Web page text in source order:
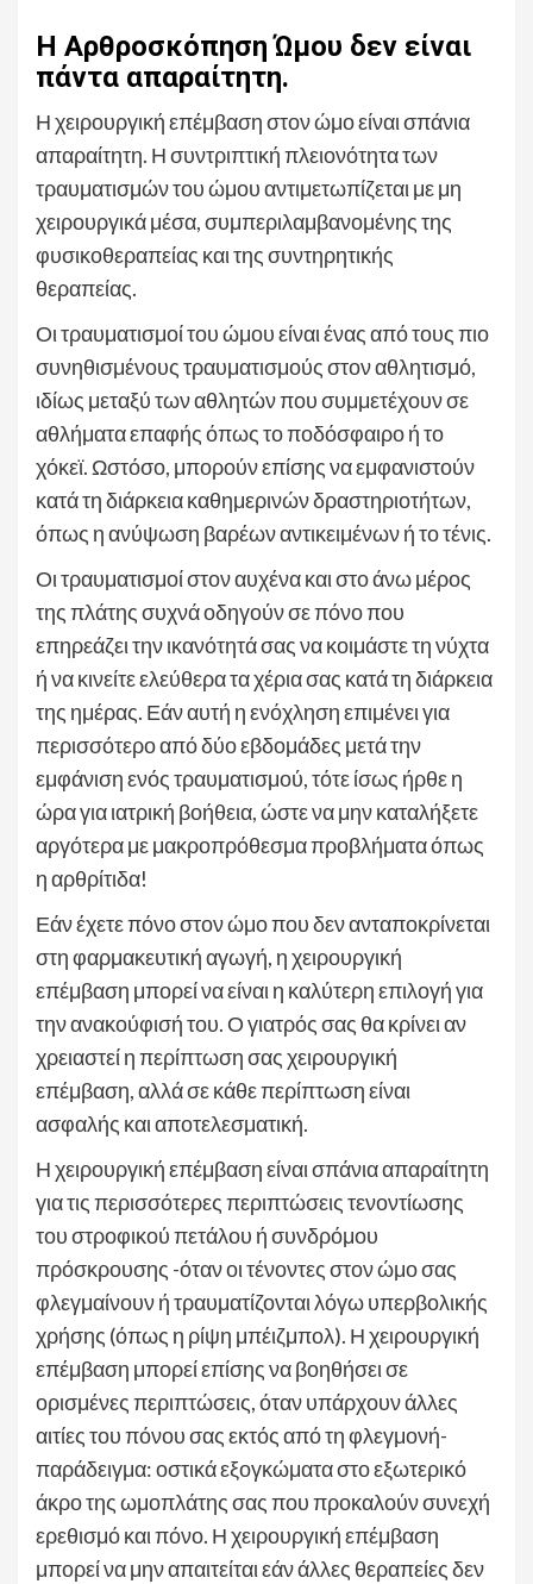
Η Αρθροσκόπηση Ώμου δεν είναι
πάντα απαραίτητη.
Η χειρουργική επέμβαση στον ώμο είναι σπάνια
απαραίτητη. Η συντριπτική πλειονότητα των
τραυματισμών του ώμου αντιμετωπίζεται με μη
χειρουργικά μέσα, συμπεριλαμβανομένης της
φυσικοθεραπείας και της συντηρητικής
θεραπείας.
Οι τραυματισμοί του ώμου είναι ένας από τους πιο
συνηθισμένους τραυματισμούς στον αθλητισμό,
ιδίως μεταξύ των αθλητών που συμμετέχουν σε
αθλήματα επαφής όπως το ποδόσφαιρο ή το
χόκεϊ. Ωστόσο, μπορούν επίσης να εμφανιστούν
κατά τη διάρκεια καθημερινών δραστηριοτήτων,
όπως η ανύψωση βαρέων αντικειμένων ή το τένις.
Οι τραυματισμοί στον αυχένα και στο άνω μέρος
της πλάτης συχνά οδηγούν σε πόνο που
επηρεάζει την ικανότητά σας να κοιμάστε τη νύχτα
ή να κινείτε ελεύθερα τα χέρια σας κατά τη διάρκεια
της ημέρας. Εάν αυτή η ενόχληση επιμένει για
περισσότερο από δύο εβδομάδες μετά την
εμφάνιση ενός τραυματισμού, τότε ίσως ήρθε η
ώρα για ιατρική βοήθεια, ώστε να μην καταλήξετε
αργότερα με μακροπρόθεσμα προβλήματα όπως
η αρθρίτιδα!
Εάν έχετε πόνο στον ώμο που δεν ανταποκρίνεται
στη φαρμακευτική αγωγή, η χειρουργική
επέμβαση μπορεί να είναι η καλύτερη επιλογή για
την ανακούφισή του. Ο γιατρός σας θα κρίνει αν
χρειαστεί η περίπτωση σας χειρουργική
επέμβαση, αλλά σε κάθε περίπτωση είναι
ασφαλής και αποτελεσματική.
Η χειρουργική επέμβαση είναι σπάνια απαραίτητη
για τις περισσότερες περιπτώσεις τενοντίωσης
του στροφικού πετάλου ή συνδρόμου
πρόσκρουσης -όταν οι τένοντες στον ώμο σας
φλεγμαίνουν ή τραυματίζονται λόγω υπερβολικής
χρήσης (όπως η ρίψη μπέιζμπολ). Η χειρουργική
επέμβαση μπορεί επίσης να βοηθήσει σε
ορισμένες περιπτώσεις, όταν υπάρχουν άλλες
αιτίες του πόνου σας εκτός από τη φλεγμονή-
παράδειγμα: οστικά εξογκώματα στο εξωτερικό
άκρο της ωμοπλάτης σας που προκαλούν συνεχή
ερεθισμό και πόνο. Η χειρουργική επέμβαση
μπορεί να μην απαιτείται εάν άλλες θεραπείες δεν